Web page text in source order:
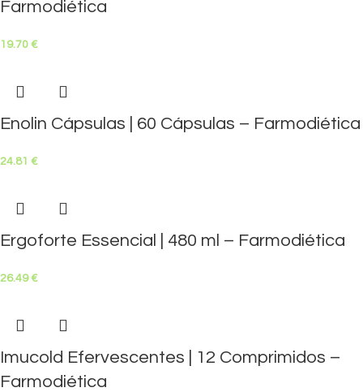
Farmodiética
19.70 €
Enolin Cápsulas | 60 Cápsulas – Farmodiética
24.81 €
Ergoforte Essencial | 480 ml – Farmodiética
26.49€
Imucold Efervescentes | 12 Comprimidos –
Farmodiética